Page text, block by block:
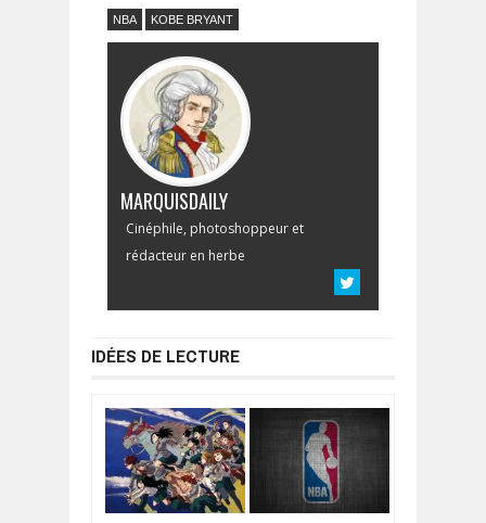
NBA KOBE BRYANT
MARQUISDAILY
Cinéphile, photoshoppeur et
rédacteur en herbe
IDÉES DE LECTURE